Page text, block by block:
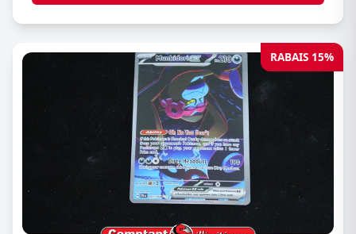
RABAIS 15%